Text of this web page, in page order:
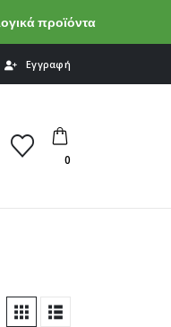
προϊόντα
Εγγραφή
0